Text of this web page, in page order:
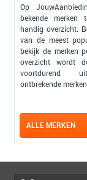
Op
bekende merken
handig overzicht.
van de meest
bekijk de merken
overzicht wordt
voortdurend
ontbrekende
ALLE MERKEN